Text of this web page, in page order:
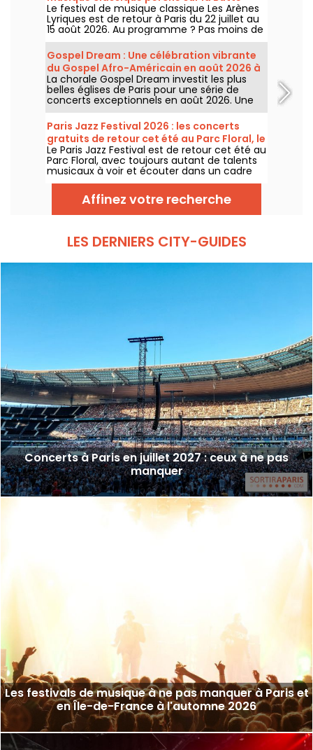
Montmartre
Le festival de musique classique Les Arènes
Lyriques est de retour à Paris du 22 juillet au
15 août 2026. Au programme ? Pas moins de
16 concerts donnés au sein des Arènes de
Montmartre, un cadre idyllique pour écouter
les grands classiques.
Gospel Dream : Une célébration vibrante
du Gospel Afro-Américain en août 2026 à
Paris
La chorale Gospel Dream investit les plus
belles églises de Paris pour une série de
concerts exceptionnels en août 2026. Une
expérience musicale unique qui célèbre
l'espoir, l'unité et la résilience à travers les
chants authentiques de l'Église Afro-
Américaine.
Paris Jazz Festival 2026 : les concerts
gratuits de retour cet été au Parc Floral, le
programme
Le Paris Jazz Festival est de retour cet été au
Parc Floral, avec toujours autant de talents
musicaux à voir et écouter dans un cadre
bucolique. Voici le programme des concerts
gratuits à découvrir du 24 juin au 6
septembre 2026 !
Affinez votre recherche
LES DERNIERS CITY-GUIDES
Concerts à Paris en juillet 2027 : ceux à ne pas
manquer
Les festivals de musique à ne pas manquer à Paris et
en Île-de-France à l'automne 2026